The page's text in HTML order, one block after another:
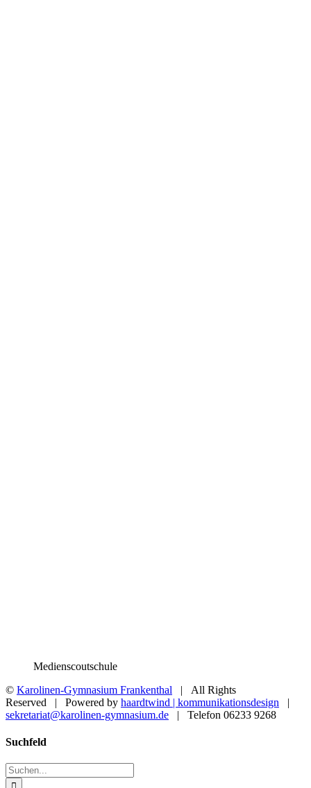
Medienscoutschule
© Karolinen-Gymnasium Frankenthal | All Rights
Reserved | Powered by haardtwind | kommunikationsdesign |
sekretariat@karolinen-gymnasium.de | Telefon 06233 9268
Toggle
Bar
Area
Suchfeld
Suche
nach: